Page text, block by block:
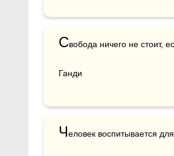
Свобода ничего не стоит,
Ганди
Человек воспитывается